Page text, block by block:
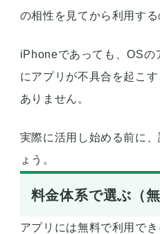
の相性を見てから利用する
iPhoneであっても、OSの
にアプリが不具合を起こ
ありません。
実際に活用し始める前に
ょう。
料金体系で選ぶ（無
アプリには無料で利用で